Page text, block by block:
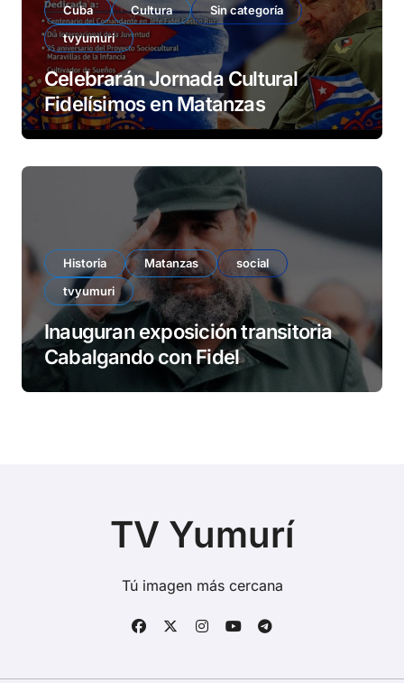
Cuba Cultura
Sin categoría
tvyumuri
Celebrarán Jornada Cultural
Fidelísimos en Matanzas
Historia Matanzas
social
tvyumuri
Inauguran exposición transitoria
Cabalgando con Fidel
TV Yumurí
Tú imagen más cercana